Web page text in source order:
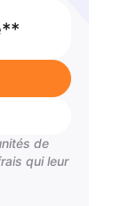
de
qui leur